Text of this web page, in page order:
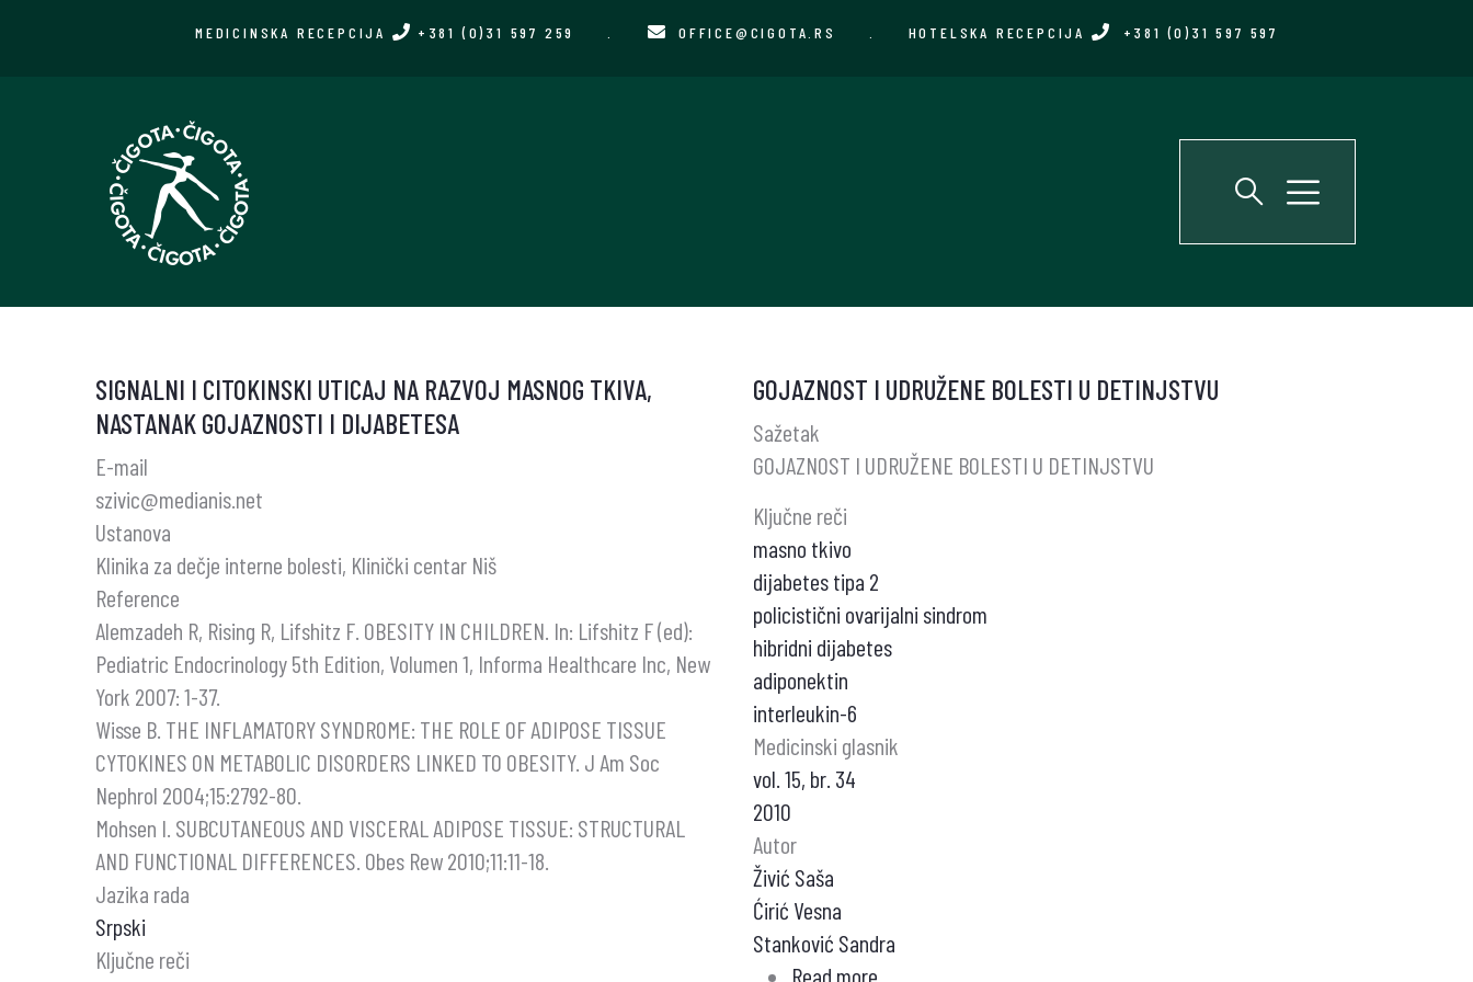
MEDICINSKA RECEPCIJA +381 (0)31 597 259 OFFICE@CIGOTA.RS HOTELSKA RECEPCIJA +381 (0)31 597 597
SIGNALNI I CITOKINSKI UTICAJ NA RAZVOJ MASNOG TKIVA,
NASTANAK GOJAZNOSTI I DIJABETESA
E-mail
szivic@medianis.net
Ustanova
Klinika za dečje interne bolesti, Klinički centar Niš
Reference
Alemzadeh R, Rising R, Lifshitz F. OBESITY IN CHILDREN. In: Lifshitz F (ed):
Pediatric Endocrinology 5th Edition, Volumen 1, Informa Healthcare Inc, New
York 2007: 1-37.
Wisse B. THE INFLAMATORY SYNDROME: THE ROLE OF ADIPOSE TISSUE
CYTOKINES ON METABOLIC DISORDERS LINKED TO OBESITY. J Am Soc
Nephrol 2004;15:2792-80.
Mohsen I. SUBCUTANEOUS AND VISCERAL ADIPOSE TISSUE: STRUCTURAL
AND FUNCTIONAL DIFFERENCES. Obes Rew 2010;11:11-18.
Jazika rada
Srpski
Ključne reči
GOJAZNOST I UDRUŽENE BOLESTI U DETINJSTVU
Sažetak
GOJAZNOST I UDRUŽENE BOLESTI U DETINJSTVU
Ključne reči
masno tkivo
dijabetes tipa 2
policistični ovarijalni sindrom
hibridni dijabetes
adiponektin
interleukin-6
Medicinski glasnik
vol. 15, br. 34
2010
Autor
Živić Saša
Ćirić Vesna
Stanković Sandra
Read more